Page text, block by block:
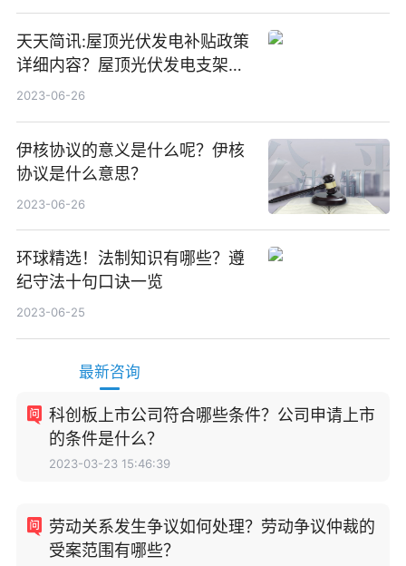
天天简讯:屋顶光伏发电补贴政策
详细内容？屋顶光伏发电支架价
格一般是多少？
2023-06-26
伊核协议的意义是什么呢？伊核
协议是什么意思？
2023-06-26
环球精选！法制知识有哪些？遵
纪守法十句口诀一览
2023-06-25
最新咨询
科创板上市公司符合哪些条件？公司申请上市
的条件是什么？
2023-03-23 15:46:39
劳动关系发生争议如何处理？劳动争议仲裁的
受案范围有哪些？